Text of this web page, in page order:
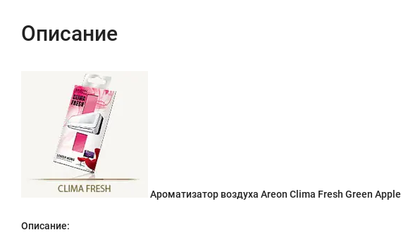
Описание
Ароматизатор воздуха Areon Clima Fresh Green Apple
Описание: